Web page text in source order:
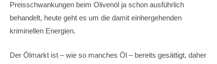
Preisschwankungen beim Olivenöl ja schon ausführlich
behandelt, heute geht es um die damit einhergehenden
kriminellen Energien.
Der Ölmarkt ist – wie so manches Öl – bereits gesättigt, daher